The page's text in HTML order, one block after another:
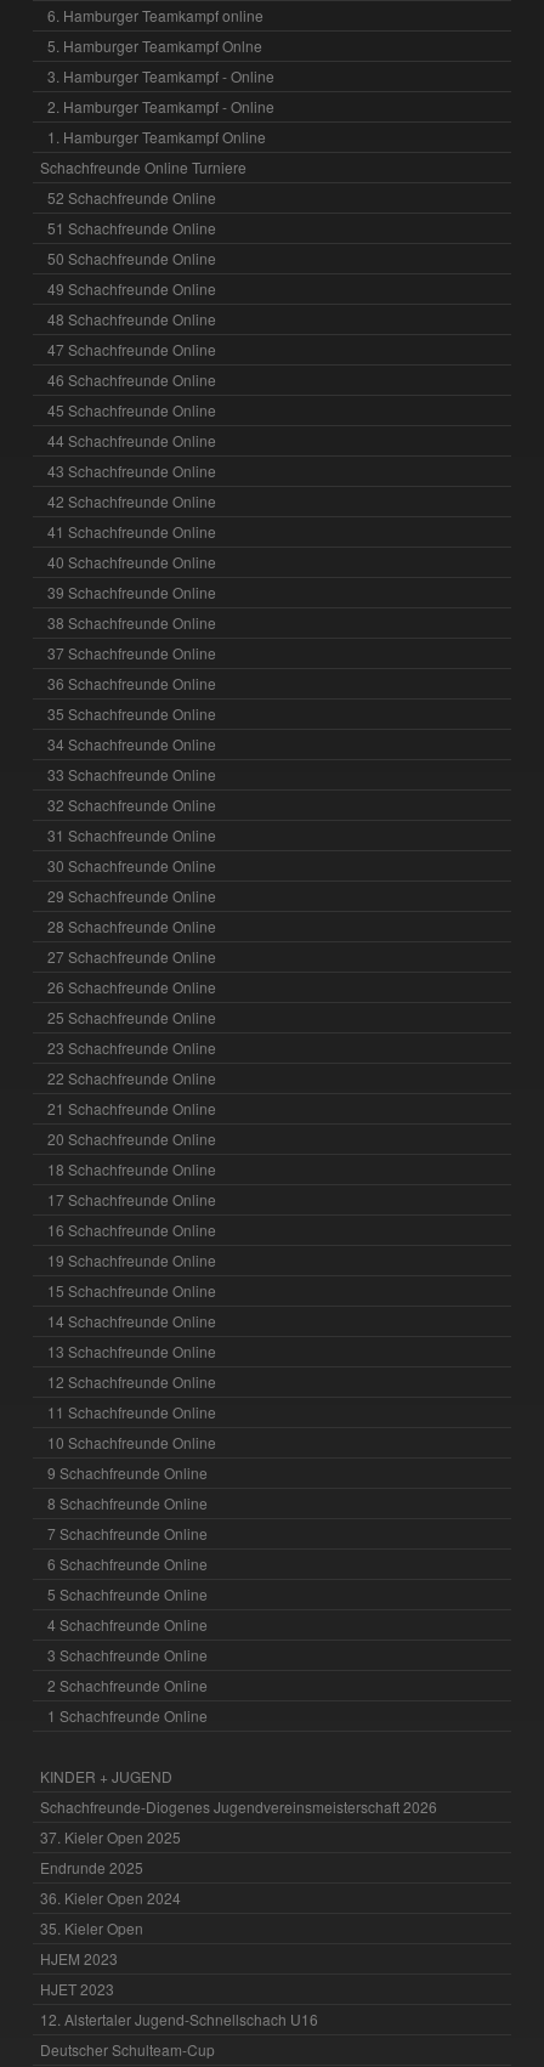
6. Hamburger Teamkampf online
5. Hamburger Teamkampf Onlne
3. Hamburger Teamkampf - Online
2. Hamburger Teamkampf - Online
1. Hamburger Teamkampf Online
Schachfreunde Online Turniere
52 Schachfreunde Online
51 Schachfreunde Online
50 Schachfreunde Online
49 Schachfreunde Online
48 Schachfreunde Online
47 Schachfreunde Online
46 Schachfreunde Online
45 Schachfreunde Online
44 Schachfreunde Online
43 Schachfreunde Online
42 Schachfreunde Online
41 Schachfreunde Online
40 Schachfreunde Online
39 Schachfreunde Online
38 Schachfreunde Online
37 Schachfreunde Online
36 Schachfreunde Online
35 Schachfreunde Online
34 Schachfreunde Online
33 Schachfreunde Online
32 Schachfreunde Online
31 Schachfreunde Online
30 Schachfreunde Online
29 Schachfreunde Online
28 Schachfreunde Online
27 Schachfreunde Online
26 Schachfreunde Online
25 Schachfreunde Online
23 Schachfreunde Online
22 Schachfreunde Online
21 Schachfreunde Online
20 Schachfreunde Online
18 Schachfreunde Online
17 Schachfreunde Online
16 Schachfreunde Online
19 Schachfreunde Online
15 Schachfreunde Online
14 Schachfreunde Online
13 Schachfreunde Online
12 Schachfreunde Online
11 Schachfreunde Online
10 Schachfreunde Online
9 Schachfreunde Online
8 Schachfreunde Online
7 Schachfreunde Online
6 Schachfreunde Online
5 Schachfreunde Online
4 Schachfreunde Online
3 Schachfreunde Online
2 Schachfreunde Online
1 Schachfreunde Online
KINDER + JUGEND
Schachfreunde-Diogenes Jugendvereinsmeisterschaft 2026
37. Kieler Open 2025
Endrunde 2025
36. Kieler Open 2024
35. Kieler Open
HJEM 2023
HJET 2023
12. Alstertaler Jugend-Schnellschach U16
Deutscher Schulteam-Cup